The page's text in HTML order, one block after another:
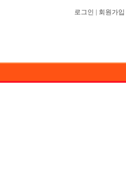
로그인 회원가입